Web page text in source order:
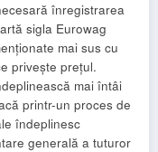
înregistrarea
sigla Eurowag
mai sus cu
privește prețul.
mai întâi
printr-un proces de
îndeplinesc
generală a tuturor